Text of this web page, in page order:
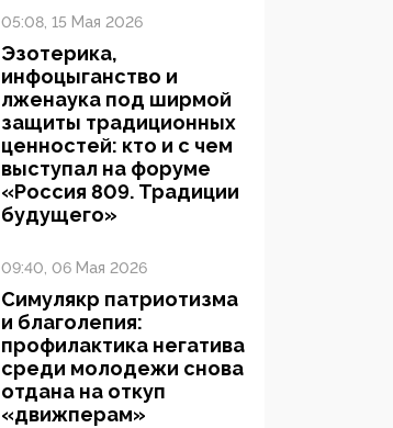
05:08, 15 Мая 2026
Эзотерика,
инфоцыганство и
лженаука под ширмой
защиты традиционных
ценностей: кто и с чем
выступал на форуме
«Россия 809. Традиции
будущего»
09:40, 06 Мая 2026
Симулякр патриотизма
и благолепия:
профилактика негатива
среди молодежи снова
отдана на откуп
«движперам»